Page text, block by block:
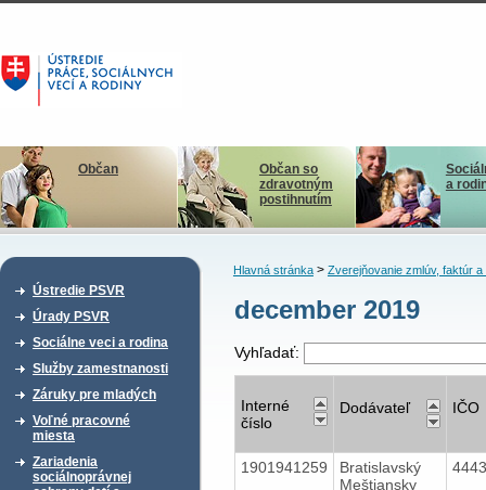
Občan
Občan so
zdravotným
postihnutím
a
Ústredie PSVR
Úrady PSVR
Sociálne veci a rodina
Služby zamestnanosti
Záruky pre mladých
Voľné pracovné
miesta
Zariadenia
sociálnoprávnej
Hlavná stránka> Zverejňovanie zmlúv, faktúr a
december 2019
Vyhľadať:
Interné
číslo
Dodávateľ IČO
1901941259
Bratislavský
Meštiansky